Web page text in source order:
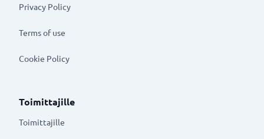
Privacy Policy
Terms of use
Cookie Policy
Toimittajille
Toimittajille